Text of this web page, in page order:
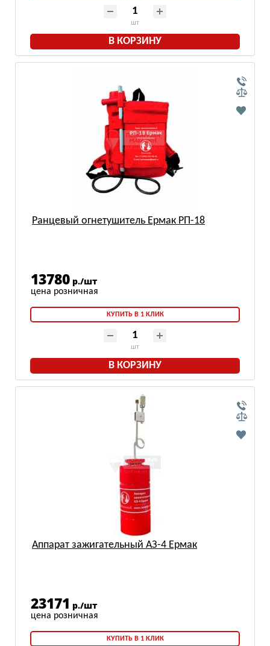
шт
В КОРЗИНУ
Ранцевый огнетушитель Ермак РП-18
13780 р./шт
КУПИТЬ В 1 КЛИК
шт
В КОРЗИНУ
Аппарат зажигательный АЗ-4 Ермак
23171 р./шт
КУПИТЬ В 1 КЛИК